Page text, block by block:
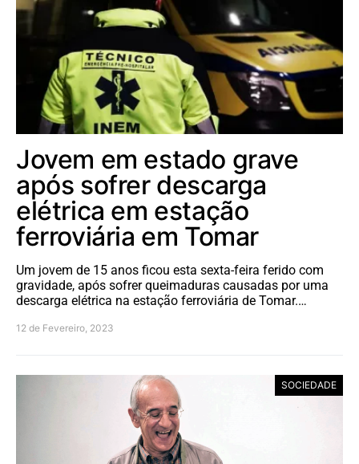
Jovem em estado grave
após sofrer descarga
elétrica em estação
ferroviária em Tomar
Um jovem de 15 anos ficou esta sexta-feira ferido com
gravidade, após sofrer queimaduras causadas por uma
descarga elétrica na estação ferroviária de Tomar.…
12 de Fevereiro, 2023
SOCIEDADE